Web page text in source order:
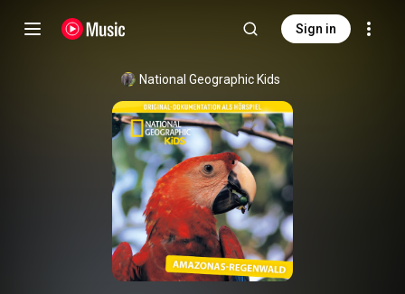
Sign in
National Geographic Kids